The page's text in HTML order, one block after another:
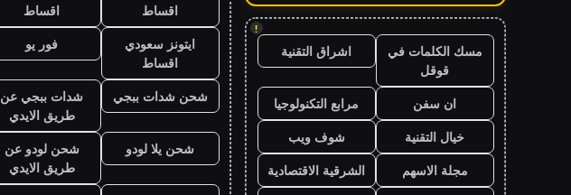
!
مسك الكلمات في
قوقل
اشراق التقنية
ان سفن
مرابع التكنولوجيا
خيال التقنية
شوف ويب
مجلة الاسهم
الشرقية الاقتصادية
اقساط
اقساط
ايتونز سعودي
اقساط
فور يو
شحن شدات ببجي
شدات ببجي عن
طريق الايدي
شحن يلا لودو
شحن لودو عن
طريق الايدي